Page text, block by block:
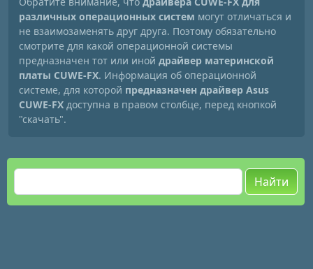
различных операционных систем могут отличаться и
не взаимозаменять друг друга. Поэтому обязательно
смотрите для какой операционной системы
предназначен тот или иной драйвер материнской
платы CUWE-FX. Информация об операционной
системе, для которой предназначен драйвер Asus
CUWE-FX доступна в правом столбце, перед кнопкой
"скачать".
Найти